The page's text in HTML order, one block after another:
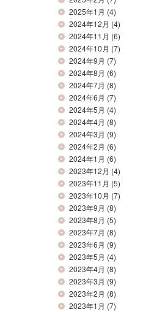
2025年1月 (4)
2024年12月 (4)
2024年11月 (6)
2024年10月 (7)
2024年9月 (7)
2024年8月 (6)
2024年7月 (8)
2024年6月 (7)
2024年5月 (4)
2024年4月 (8)
2024年3月 (9)
2024年2月 (6)
2024年1月 (6)
2023年12月 (4)
2023年11月 (5)
2023年10月 (7)
2023年9月 (8)
2023年8月 (5)
2023年7月 (8)
2023年6月 (9)
2023年5月 (4)
2023年4月 (8)
2023年3月 (9)
2023年2月 (8)
2023年1月 (7)